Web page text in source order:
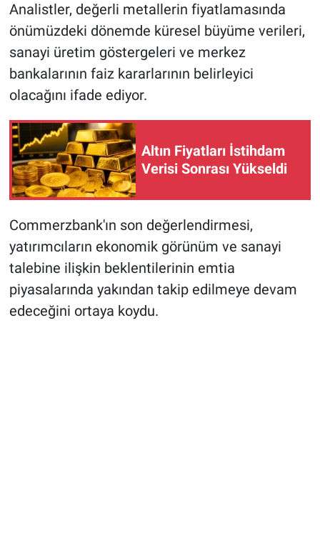
Analistler, değerli metallerin fiyatlamasında
önümüzdeki dönemde küresel büyüme verileri,
sanayi üretim göstergeleri ve merkez
bankalarının faiz kararlarının belirleyici
olacağını ifade ediyor.
Altın Fiyatları İstihdam
Verisi Sonrası Yükseldi
Commerzbank'ın son değerlendirmesi,
yatırımcıların ekonomik görünüm ve sanayi
talebine ilişkin beklentilerinin emtia
piyasalarında yakından takip edilmeye devam
edeceğini ortaya koydu.